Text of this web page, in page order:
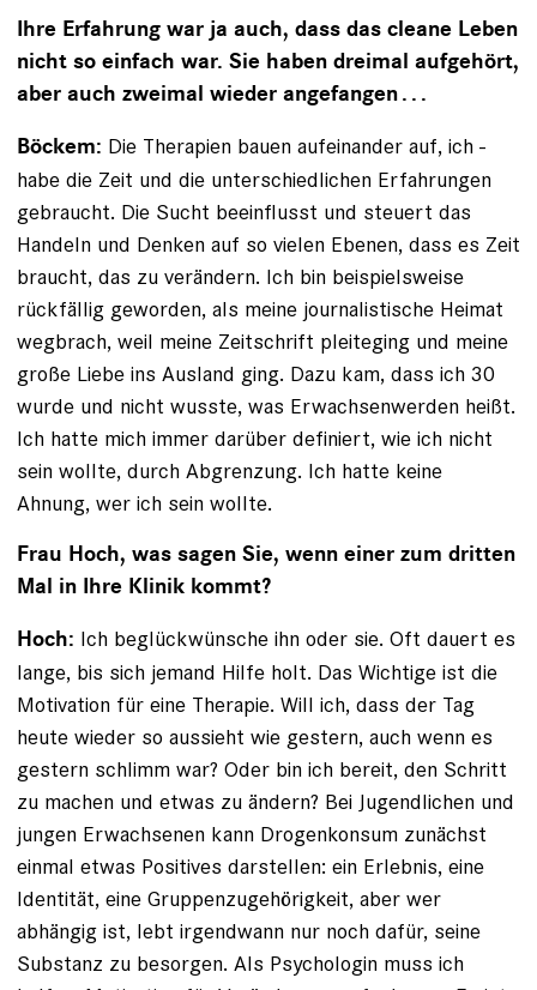
Ihre Erfahrung war ja auch, dass das cleane Leben
nicht so einfach war. Sie haben dreimal aufgehört,
aber auch zweimal wieder angefangen . . .
Böckem: Die Therapien bauen aufeinander auf, ich ­
habe die Zeit und die unterschiedlichen Erfahrungen
gebraucht. Die Sucht beeinflusst und steuert das
Handeln und Denken auf so vielen Ebenen, dass es Zeit
braucht, das zu verändern. Ich bin beispielsweise
rückfällig geworden, als meine journalistische Heimat
wegbrach, weil meine Zeitschrift pleiteging und meine
große Liebe ins Ausland ging. Dazu kam, dass ich 30
wurde und nicht wusste, was Erwachsenwerden heißt.
Ich hatte mich immer darüber definiert, wie ich nicht
sein wollte, durch Abgrenzung. Ich hatte keine
Ahnung, wer ich sein wollte.
Frau Hoch, was sagen Sie, wenn einer zum dritten
Mal in Ihre Klinik kommt?
Hoch: Ich beglückwünsche ihn oder sie. Oft dauert es
lange, bis sich jemand Hilfe holt. Das Wichtige ist die
Motivation für eine Therapie. Will ich, dass der Tag
heute wieder so aussieht wie gestern, auch wenn es
gestern schlimm war? Oder bin ich bereit, den Schritt
zu machen und etwas zu ändern? Bei Jugendlichen und
jungen Erwachsenen kann Drogenkonsum zunächst
einmal etwas Positives darstellen: ein Erlebnis, eine
Identität, eine Gruppenzugehörigkeit, aber wer
abhängig ist, lebt irgendwann nur noch dafür, seine
Substanz zu besorgen. Als Psychologin muss ich